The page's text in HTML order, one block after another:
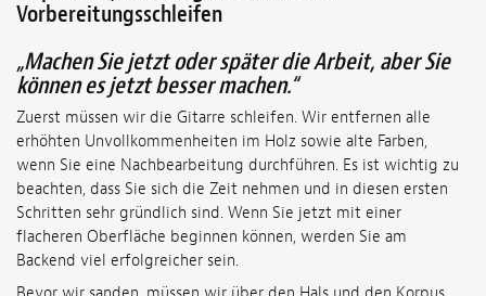
Vorbereitungsschleifen
„Machen Sie jetzt oder später die Arbeit, aber Sie
können es jetzt besser machen.“
Zuerst müssen wir die Gitarre schleifen. Wir entfernen alle
erhöhten Unvollkommenheiten im Holz sowie alte Farben,
wenn Sie eine Nachbearbeitung durchführen. Es ist wichtig zu
beachten, dass Sie sich die Zeit nehmen und in diesen ersten
Schritten sehr gründlich sind. Wenn Sie jetzt mit einer
flacheren Oberfläche beginnen können, werden Sie am
Backend viel erfolgreicher sein.